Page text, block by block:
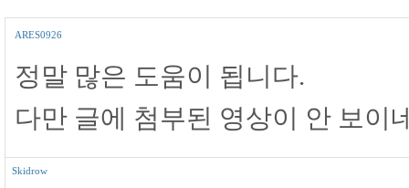
ARES0926
정말 많은 도움이 됩니다.
다만 글에 첨부된 영상이 안 보이
Skidrow